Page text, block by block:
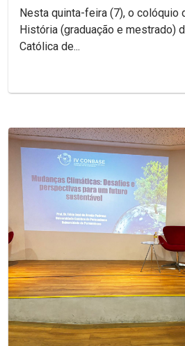
Nesta quinta-feira (7), o colóquio
História (graduação e mestrado)
Católica de...